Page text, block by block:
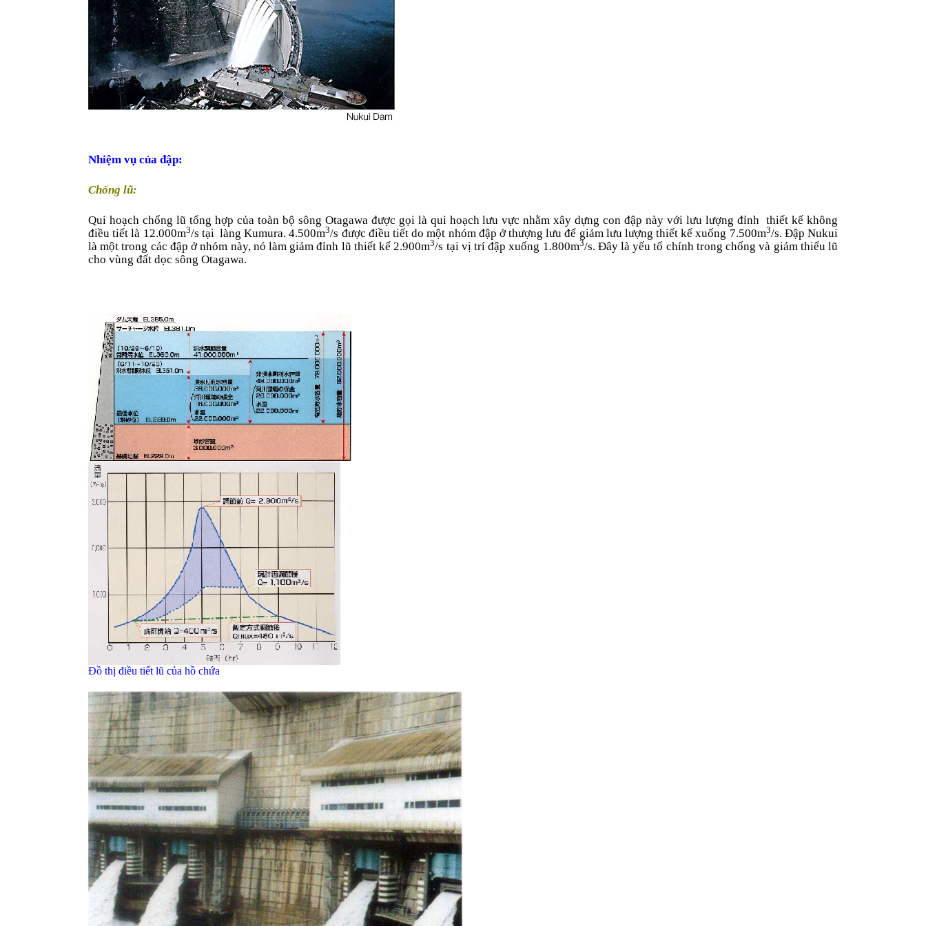
Nhiệm vụ của đập:
Chống lũ:
Qui hoạch chống lũ tổng hợp của toàn bộ sông Otagawa được gọi là qui hoạch lưu vực nhằm xây dựng con đập này với lưu lượng đỉnh thiết kế không
điều tiết là 12.000m3/s tại làng Kumura. 4.500m3/s được điều tiết do một nhóm đập ở thượng lưu để giảm lưu lượng thiết kế xuống 7.500m3/s. Đập Nukui
là một trong các đập ở nhóm này, nó làm giảm đỉnh lũ thiết kế 2.900m3/s tại vị trí đập xuống 1.800m3/s. Đây là yếu tố chính trong chống và giảm thiểu lũ
cho vùng đất dọc sông Otagawa.
Đồ thị điều tiết lũ của hồ chứa